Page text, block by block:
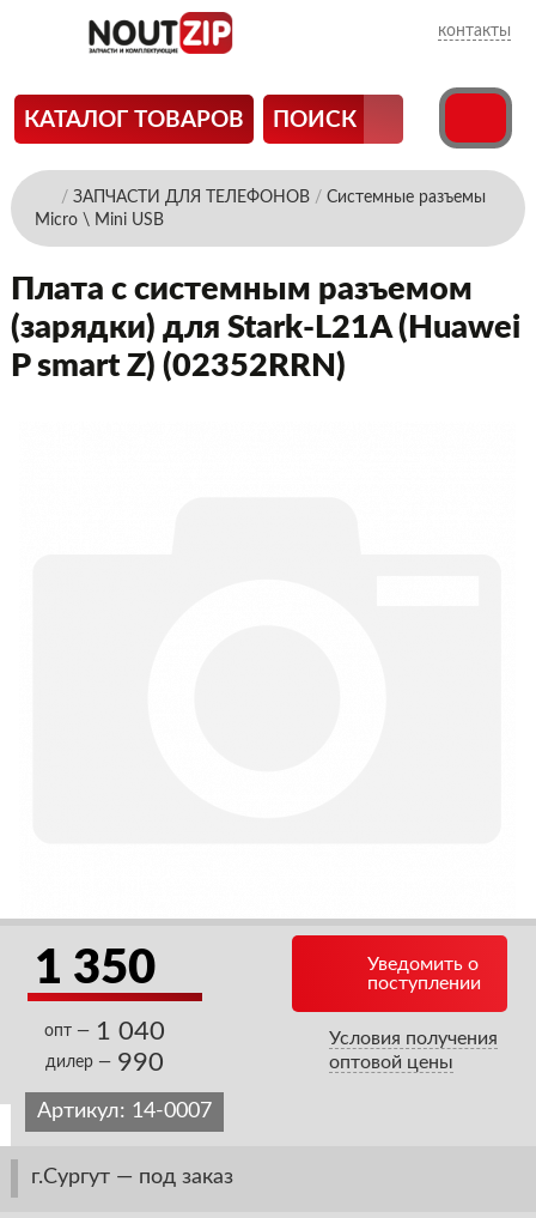
контакты
КАТАЛОГ ТОВАРОВ ПОИСК
/ ЗАПЧАСТИ ДЛЯ ТЕЛЕФОНОВ/ Системные разъемы
Micro \ Mini USB
Плата с системным разъемом
(зарядки) для Stark-L21A (Huawei
P smart Z) (02352RRN)
1 350
опт — 1 040
дилер — 990
Уведомить о
поступлении
Условия получения
оптовой цены
Артикул: 14-0007
г.Сургут — под заказ